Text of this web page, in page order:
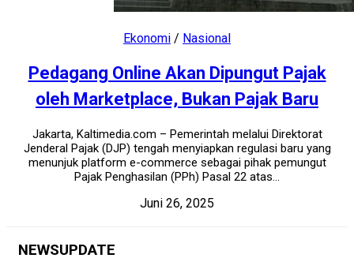
Ekonomi / Nasional
Pedagang Online Akan Dipungut Pajak
oleh Marketplace, Bukan Pajak Baru
Jakarta, Kaltimedia.com – Pemerintah melalui Direktorat
Jenderal Pajak (DJP) tengah menyiapkan regulasi baru yang
menunjuk platform e-commerce sebagai pihak pemungut
Pajak Penghasilan (PPh) Pasal 22 atas...
Juni 26, 2025
NEWSUPDATE